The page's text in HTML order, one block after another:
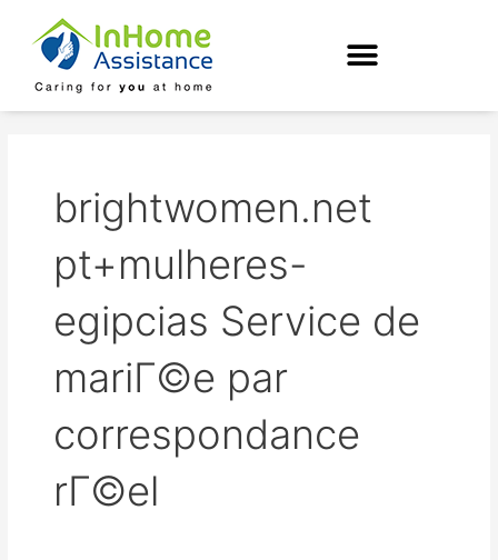
content
brightwomen.net
pt+mulheres-
egipcias Service de
mariГ©e par
correspondance
rГ©el